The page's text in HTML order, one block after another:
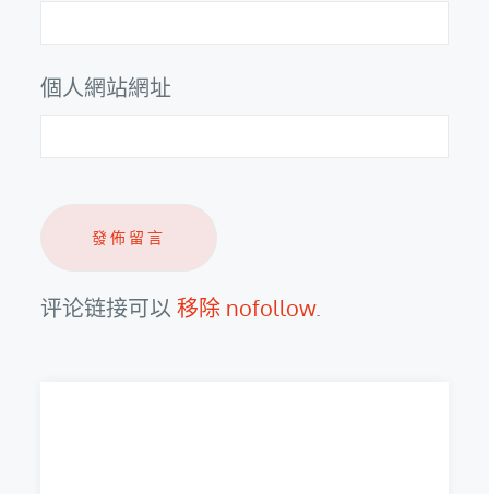
個人網站網址
评论链接可以移除 nofollow.